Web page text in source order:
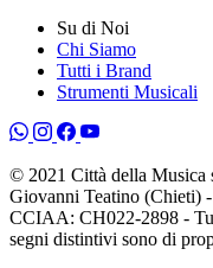
Su di Noi
Chi Siamo
Tutti i Brand
Strumenti Musicali
© 2021 Città della Musica
Giovanni Teatino (Chieti)
CCIAA: CH022-2898 -
segni distintivi sono di